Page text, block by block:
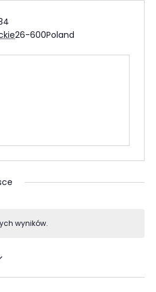
26-600Poland
wyników.